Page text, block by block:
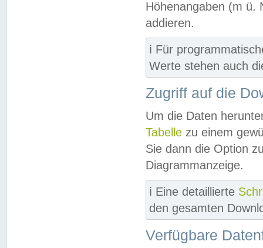
Höhenangaben (m ü.
addieren.
ℹ️ Für
Werte stehen auch
Zugriff auf die
Um die Daten
Tabelle zu einem
Sie dann die Option
Diagrammanzeige.
ℹ️ Eine detaillierte
den gesamten
Verfügbare